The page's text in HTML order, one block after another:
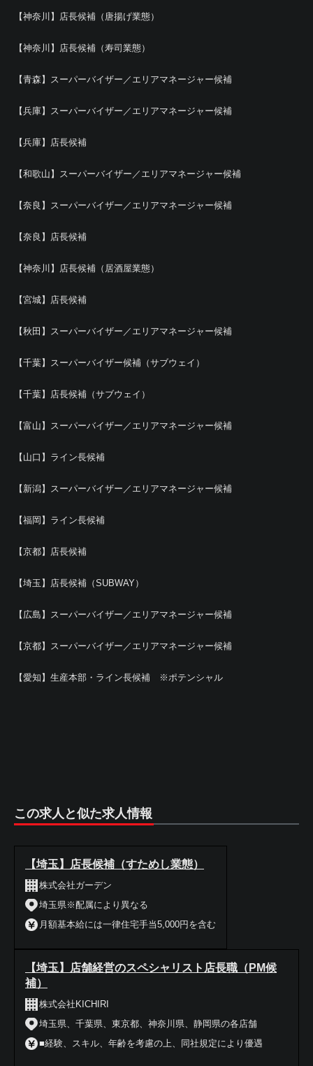
【神奈川】店長候補（唐揚げ業態）
【神奈川】店長候補（寿司業態）
【青森】スーパーバイザー／エリアマネージャー候補
【兵庫】スーパーバイザー／エリアマネージャー候補
【兵庫】店長候補
【和歌山】スーパーバイザー／エリアマネージャー候補
【奈良】スーパーバイザー／エリアマネージャー候補
【奈良】店長候補
【神奈川】店長候補（居酒屋業態）
【宮城】店長候補
【秋田】スーパーバイザー／エリアマネージャー候補
【千葉】スーパーバイザー候補（サブウェイ）
【千葉】店長候補（サブウェイ）
【富山】スーパーバイザー／エリアマネージャー候補
【山口】ライン長候補
【新潟】スーパーバイザー／エリアマネージャー候補
【福岡】ライン長候補
【京都】店長候補
【埼玉】店長候補（SUBWAY）
【広島】スーパーバイザー／エリアマネージャー候補
【京都】スーパーバイザー／エリアマネージャー候補
【愛知】生産本部・ライン長候補 ※ポテンシャル
この求人と似た求人情報
【埼玉】店長候補（すためし業態）
株式会社ガーデン
埼玉県※配属により異なる
月額基本給には一律住宅手当5,000円を含む
【埼玉】店舗経営のスペシャリスト店長職（PM候
補）
株式会社KICHIRI
埼玉県、千葉県、東京都、神奈川県、静岡県の各店舗
■経験、スキル、年齢を考慮の上、同社規定により優遇